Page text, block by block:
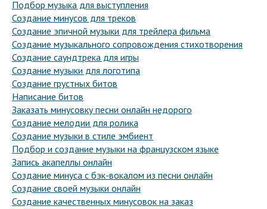
Подбор музыка для выступления
Создание минусов для треков
Создание эпичной музыки для трейлера фильма
Создание музыкального сопровождения стихотворения
Создание саундтрека для игры
Создание музыки для логотипа
Создание грустных битов
Написание битов
Заказать минусовку песни онлайн недорого
Создание мелодии для ролика
Создание музыки в стиле эмбиент
Подбор и создание музыки на французском языке
Запись акапеллы онлайн
Создание минуса с бэк-вокалом из песни онлайн
Создание своей музыки онлайн
Создание качественных минусовок на заказ